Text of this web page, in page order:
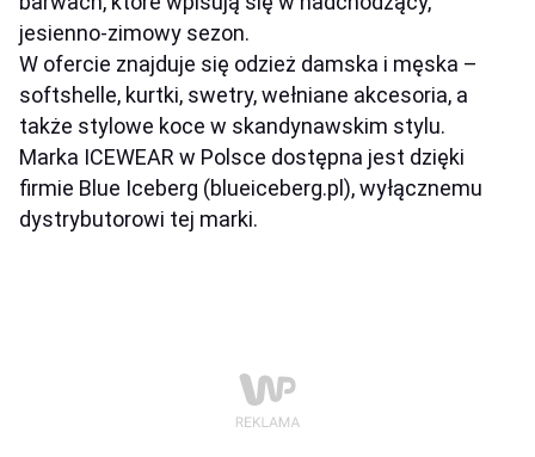
jesienno-zimowy sezon.
W ofercie znajduje się odzież damska i męska –
softshelle, kurtki, swetry, wełniane akcesoria, a
także stylowe koce w skandynawskim stylu.
Marka ICEWEAR w Polsce dostępna jest dzięki
firmie Blue Iceberg (blueiceberg.pl), wyłącznemu
dystrybutorowi tej marki.